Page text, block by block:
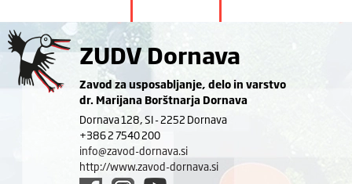
ZUDV Dornava
Zavod za usposabljanje, delo in varstvo
dr. Marijana Borštnarja Dornava
Dornava 128, SI - 2252 Dornava
+386 2 7540 200
info@zavod-dornava.si
http://www.zavod-dornava.si